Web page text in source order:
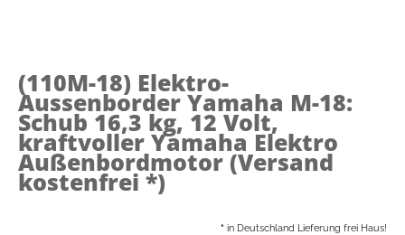
(110M-18) Elektro-
Aussenborder Yamaha M-18:
Schub 16,3 kg, 12 Volt,
kraftvoller Yamaha Elektro
Außenbordmotor (Versand
kostenfrei *)
* in Deutschland Lieferung frei Haus!